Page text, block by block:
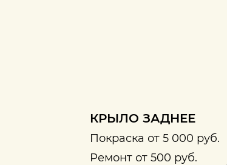
КРЫЛО ЗАДНЕЕ
Покраска от 5 000 руб.
Ремонт от 500 руб.